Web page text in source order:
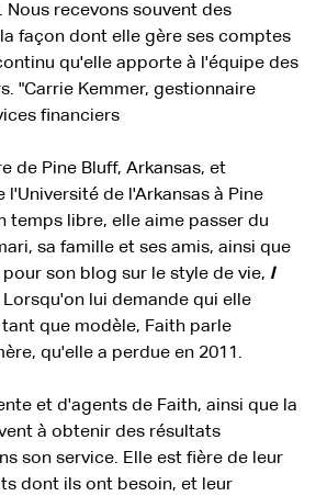
Nous recevons souvent des
façon dont elle gère ses comptes
qu'elle apporte à l'équipe des
"Carrie Kemmer, gestionnaire
financiers
de Pine Bluff, Arkansas, et
l'Université de l'Arkansas à Pine
temps libre, elle aime passer du
sa famille et ses amis, ainsi que
son blog sur le style de vie, I
Lorsqu'on lui demande qui elle
que modèle, Faith parle
qu'elle a perdue en 2011.
et d'agents de Faith, ainsi que la
à obtenir des résultats
son service. Elle est fière de leur
dont ils ont besoin, et leur